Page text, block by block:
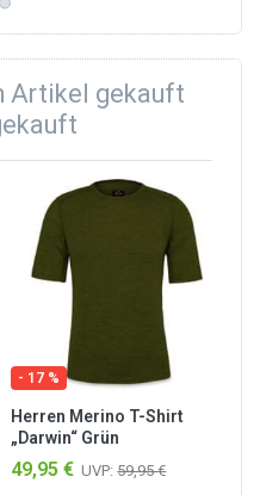
Artikel gekauft
- 17 %
Herren Merino T-Shirt
„Darwin“ Grün
49,95 € UVP: 59,95 €